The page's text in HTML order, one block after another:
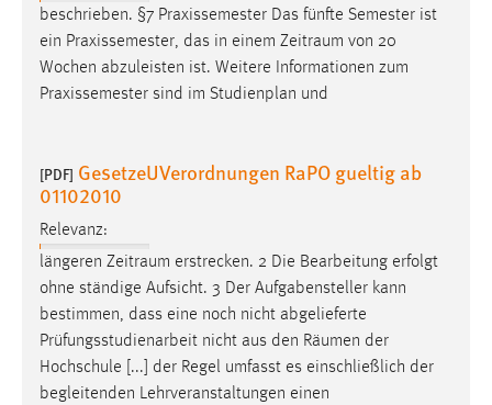
beschrieben. §7 Praxissemester Das fünfte Semester ist
ein Praxissemester, das in einem Zeitraum von 20
Wochen abzuleisten ist. Weitere Informationen zum
Praxissemester sind im Studienplan und
[PDF] GesetzeUVerordnungen RaPO gueltig ab
01102010
Relevanz:
längeren Zeitraum erstrecken. 2 Die Bearbeitung erfolgt
ohne ständige Aufsicht. 3 Der Aufgabensteller kann
bestimmen, dass eine noch nicht abgelieferte
Prüfungsstudienarbeit nicht aus den Räumen der
Hochschule [...] der Regel umfasst es einschließlich der
begleitenden Lehrveranstaltungen einen